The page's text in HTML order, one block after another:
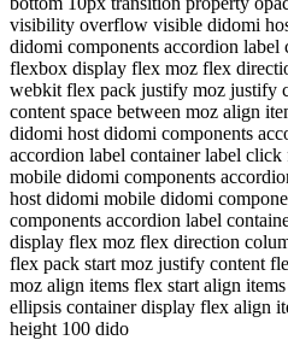
visibility overflow visible didomi
didomi components accordion
flexbox display flex moz flex
webkit flex pack justify moz justify
content space between moz align
didomi host didomi components
accordion label container label
mobile didomi components
host didomi mobile didomi
components accordion label
display flex moz flex direction
flex pack start moz justify content
moz align items flex start align
ellipsis container display flex align
height 100 dido